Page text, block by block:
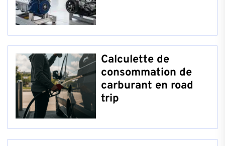
Calculette de
consommation de
carburant en road
trip